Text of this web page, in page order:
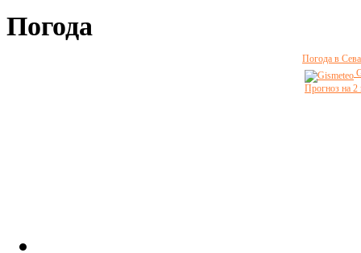
Погода
Погода в
Прогноз на 2